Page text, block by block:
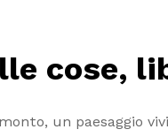
cose,
un paesaggio